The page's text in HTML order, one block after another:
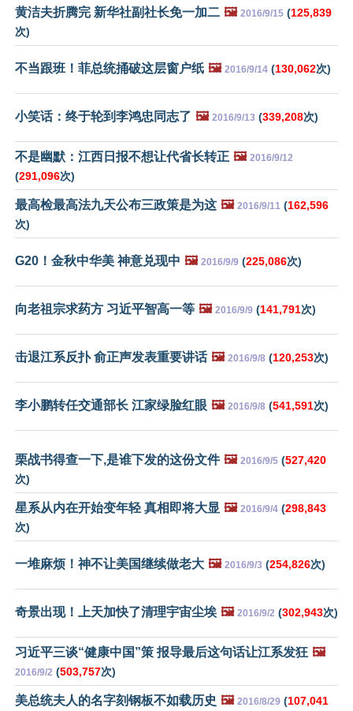
黄洁夫折腾完 新华社副社长免一加二 🖼️ 2016/9/15 (125,839
次)
不当跟班！菲总统捅破这层窗户纸 🖼️ 2016/9/14 (130,062次)
小笑话：终于轮到李鸿忠同志了 🖼️ 2016/9/13 (339,208次)
不是幽默：江西日报不想让代省长转正 🖼️ 2016/9/12
(291,096次)
最高检最高法九天公布三政策是为这 🖼️ 2016/9/11 (162,596
次)
G20！金秋中华美 神意兑现中 🖼️ 2016/9/9 (225,086次)
向老祖宗求药方 习近平智高一等 🖼️ 2016/9/9 (141,791次)
击退江系反扑 俞正声发表重要讲话 🖼️ 2016/9/8 (120,253次)
李小鹏转任交通部长 江家绿脸红眼 🖼️ 2016/9/8 (541,591次)
栗战书得查一下,是谁下发的这份文件 🖼️ 2016/9/5 (527,420
次)
星系从内在开始变年轻 真相即将大显 🖼️ 2016/9/4 (298,843
次)
一堆麻烦！神不让美国继续做老大 🖼️ 2016/9/3 (254,826次)
奇景出现！上天加快了清理宇宙尘埃 🖼️ 2016/9/2 (302,943次)
习近平三谈“健康中国”策 报导最后这句话让江系发狂 🖼️
2016/9/2 (503,757次)
美总统夫人的名字刻钢板不如载历史 🖼️ 2016/8/29 (107,041